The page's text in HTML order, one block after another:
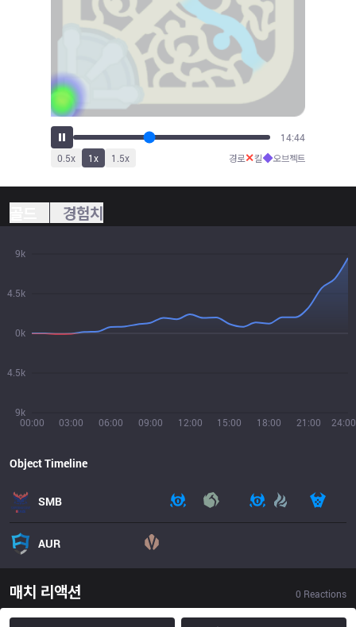
16:14
0.5x 1x 1.5x 경로✕킬◆오브젝트
경험치
00:00 03:00 06:00 09:00 12:00 15:00 18:00 21:00 24:00
9k
4.5k
0k
4.5k
9k
Object Timeline
SMB
AUR
매치 리액션 0 Reactions